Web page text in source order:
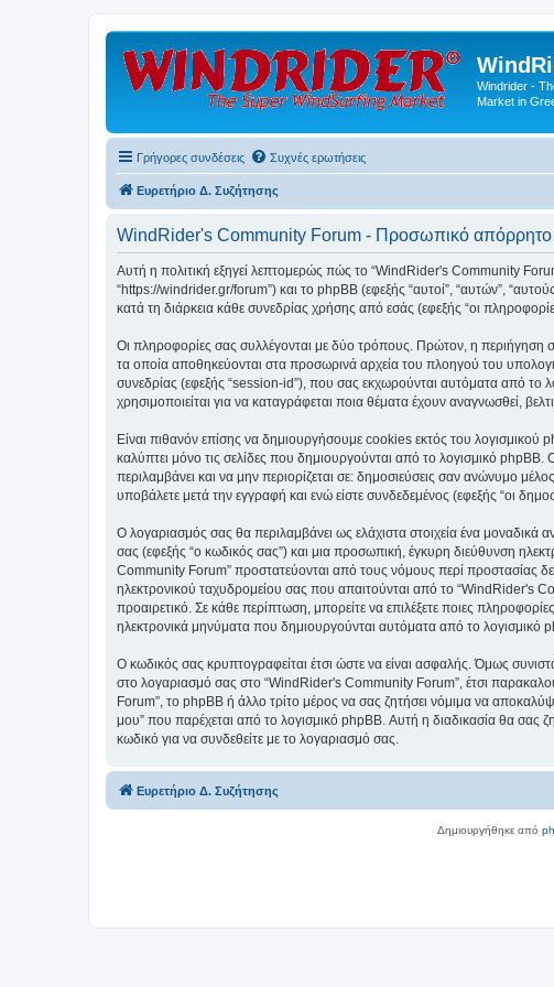
Windrider -
Market in
Γρήγορες συνδέσεις Συχνές ερωτήσεις
Ευρετήριο Δ. Συζήτησης
WindRider's Community Forum - Προσωπικό απόρρητο
Αυτή η πολιτική εξηγεί λεπτομερώς πώς το “WindRider's Community
“https://windrider.gr/forum”) και το phpBB (εφεξής “αυτοί”, “αυτών”,
κατά τη διάρκεια κάθε συνεδρίας χρήσης από εσάς (εφεξής “οι
Οι πληροφορίες σας συλλέγονται με δύο τρόπους. Πρώτον, η περιήγηση
τα οποία αποθηκεύονται στα προσωρινά αρχεία του πλοηγού του
συνεδρίας (εφεξής “session-id”), που σας εκχωρούνται αυτόματα από το
χρησιμοποιείται για να καταγράφεται ποια θέματα έχουν αναγνωσθεί,
Είναι πιθανόν επίσης να δημιουργήσουμε cookies εκτός του
καλύπτει μόνο τις σελίδες που δημιουργούνται από το λογισμικό
περιλαμβάνει και να μην περιορίζεται σε: δημοσιεύσεις σαν ανώνυμο
υποβάλετε μετά την εγγραφή και ενώ είστε συνδεδεμένος (εφεξής “οι
Ο λογαριασμός σας θα περιλαμβάνει ως ελάχιστα στοιχεία ένα
σας (εφεξής “ο κωδικός σας”) και μια προσωπική, έγκυρη διεύθυνση
Community Forum” προστατεύονται από τους νόμους περί προστασίας
ηλεκτρονικού ταχυδρομείου σας που απαιτούνται από το “WindRider's
προαιρετικό. Σε κάθε περίπτωση, μπορείτε να επιλέξετε ποιες
ηλεκτρονικά μηνύματα που δημιουργούνται αυτόματα από το λογισμικό
Ο κωδικός σας κρυπτογραφείται έτσι ώστε να είναι ασφαλής. Όμως
στο λογαριασμό σας στο “WindRider's Community Forum”, έτσι
Forum”, το phpBB ή άλλο τρίτο μέρος να σας ζητήσει νόμιμα να
μου” που παρέχεται από το λογισμικό phpBB. Αυτή η διαδικασία θα σας
κωδικό για να συνδεθείτε με το λογαριασμό σας.
Ευρετήριο Δ. Συζήτησης
Δημιουργήθηκε από